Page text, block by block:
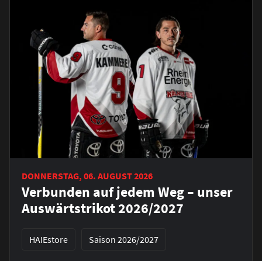
DONNERSTAG, 06. AUGUST 2026
Verbunden auf jedem Weg – unser
Auswärtstrikot 2026/2027
HAIEstore Saison 2026/2027